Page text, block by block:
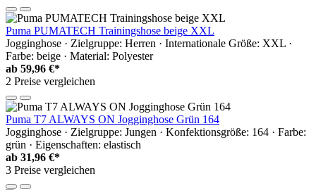
Puma PUMATECH Trainingshose beige XXL
Jogginghose · Zielgruppe: Herren · Internationale Größe: XXL ·
Farbe: beige · Material: Polyester
ab 59,96 €*
2 Preise vergleichen
Puma T7 ALWAYS ON Jogginghose Grün 164
Jogginghose · Zielgruppe: Jungen · Konfektionsgröße: 164 · Farbe:
grün · Eigenschaften: elastisch
ab 31,96 €*
3 Preise vergleichen